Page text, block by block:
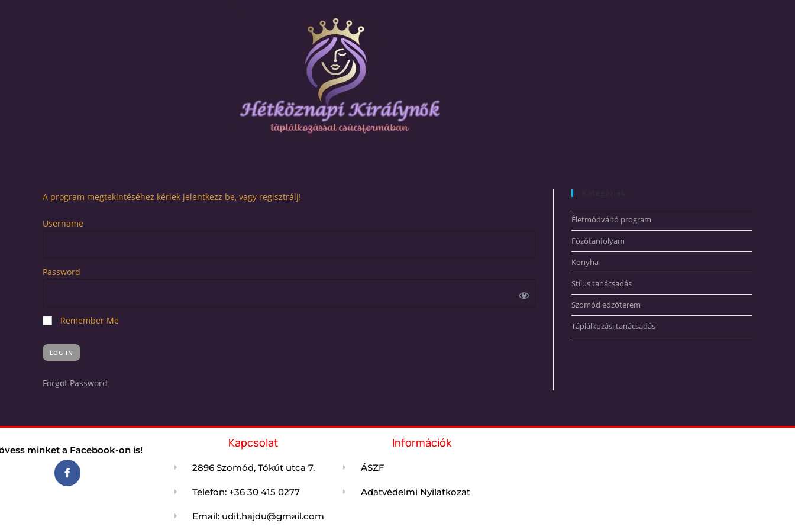
A program megtekintéséhez kérlek jelentkezz be, vagy regisztrálj!
Username
Password
Remember Me
Forgot Password
Életmódváltó program
Főzőtanfolyam
Konyha
Stílus tanácsadás
Szomód edzőterem
Táplálkozási tanácsadás
minket a Facebook-on is!
Kapcsolat
2896 Szomód, Tókút utca 7.
Telefon: +36 30 415 0277
Email: udit.hajdu@gmail.com
Információk
ÁSZF
Adatvédelmi Nyilatkozat